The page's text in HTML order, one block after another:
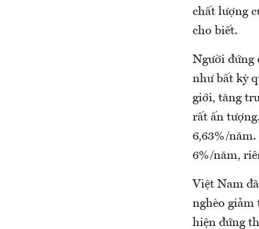
chất lượng
cho biết.
Người đứng
như bất kỳ
giới, tăng
rất ấn
6,63%/
6%/năm,
Việt Nam
nghèo giảm
hiện đứng